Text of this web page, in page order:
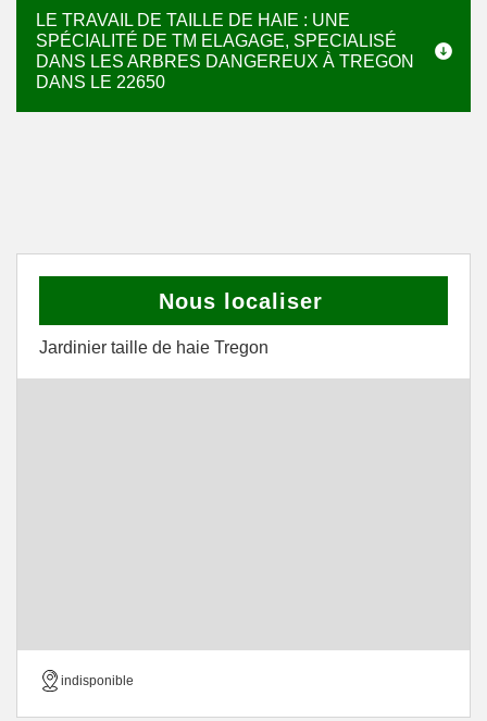
LE TRAVAIL DE TAILLE DE HAIE : UNE
SPÉCIALITÉ DE TM ELAGAGE, SPECIALISÉ
DANS LES ARBRES DANGEREUX À TREGON
DANS LE 22650
Nous localiser
Jardinier taille de haie Tregon
indisponible